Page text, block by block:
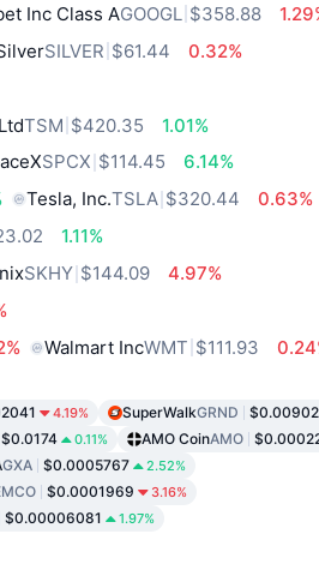
Inc Class AGOOGL $358.88
SILVER $61.44
0.32%
TSM $420.35
1.01%
SPCX $114.45
6.14%
Tesla, Inc.TSLA $320.44
0.63%
1.11%
SKHY $144.09
4.97%
Walmart IncWMT $111.93
4.19% SuperWalkGRND
$0.0174 0.11% AMO CoinAMO
GXA $0.0005767 2.52%
$0.0001969 3.16%
$0.00006081 1.97%